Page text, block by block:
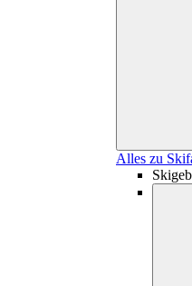
Alles zu